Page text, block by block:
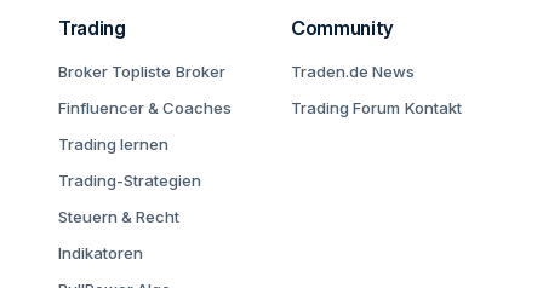
Trading
Broker Topliste Broker
Finfluencer & Coaches
Trading lernen
Trading-Strategien
Steuern & Recht
Indikatoren
Community
Traden.de News
Trading Forum Kontakt